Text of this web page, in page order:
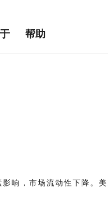
帮助
响，市场流动性下降。